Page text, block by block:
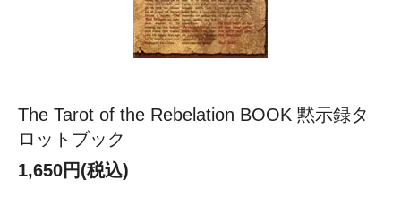
The Tarot of the Rebelation BOOK 黙示録タ
ロットブック
1,650円(税込)